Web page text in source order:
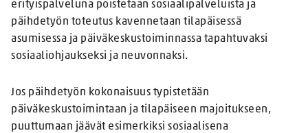
erityispalveluna poistetaan sosiaalipalveluista ja
päihdetyön toteutus kavennetaan tilapäisessä
asumisessa ja päiväkeskustoiminnassa tapahtuvaksi
sosiaaliohjaukseksi ja neuvonnaksi.
Jos päihdetyön kokonaisuus typistetään
päiväkeskustoimintaan ja tilapäiseen majoitukseen,
puuttumaan jäävät esimerkiksi sosiaalisena